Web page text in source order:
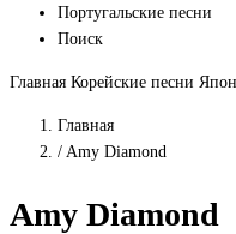
Португальские песни
Поиск
Главная Корейские песни
Главная
/ Amy Diamond
Amy Diamond